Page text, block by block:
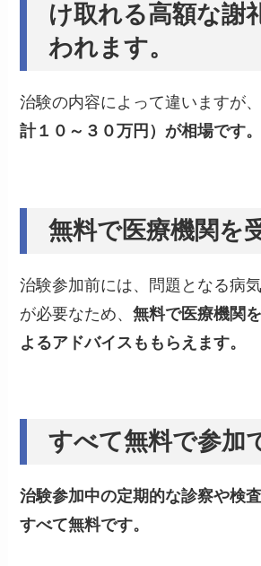
け取れる高額な謝
われます。
治験の内容によって違いますが、
計１０～３０万円）が相場です。
無料で医療機関を
治験参加前には、問題となる病
が必要なため、無料で医療機関
よるアドバイスももらえます。
すべて無料で参加
治験参加中の定期的な診察や検
すべて無料です。